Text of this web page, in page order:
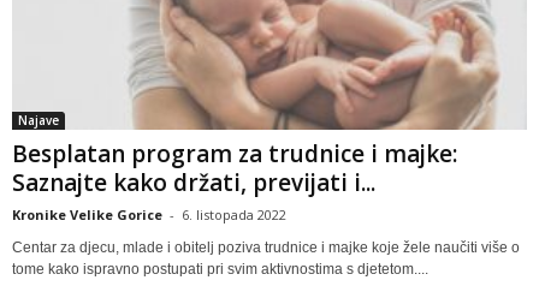
Najave
Besplatan program za trudnice i majke:
Saznajte kako držati, previjati i...
Kronike Velike Gorice - 6. listopada 2022
Centar za djecu, mlade i obitelj poziva trudnice i majke koje žele naučiti više o
tome kako ispravno postupati pri svim aktivnostima s djetetom....